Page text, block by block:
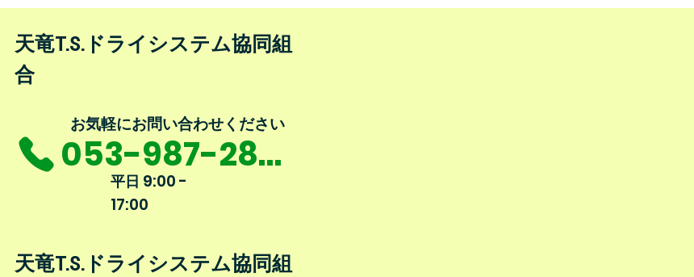
​天竜T.S.ドライシステム協同組
合
053-987-2864
​お気軽にお問い合わせください
平日 9:00 -
17:00
​天竜T.S.ドライシステム協同組